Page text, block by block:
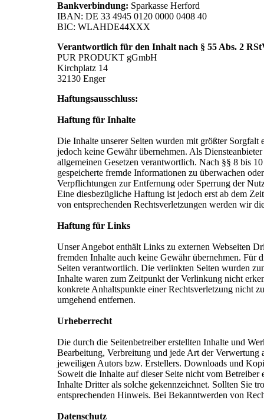
Bankverbindung: Sparkasse Herford
IBAN: DE 33 4945 0120 0000 0408 40
BIC: WLAHDE44XXX
Verantwortlich für den Inhalt nach § 55 Abs. 2
PUR PRODUKT gGmbH
Kirchplatz 14
32130 Enger
Haftungsausschluss:
Haftung für Inhalte
Die Inhalte unserer Seiten wurden mit größter
jedoch keine Gewähr übernehmen. Als
allgemeinen Gesetzen verantwortlich. Nach §§ 8 bis
gespeicherte fremde Informationen zu überwachen
Verpflichtungen zur Entfernung oder Sperrung der
Eine diesbezügliche Haftung ist jedoch erst ab dem
von entsprechenden Rechtsverletzungen werden wir
Haftung für Links
Unser Angebot enthält Links zu externen Webseiten
fremden Inhalte auch keine Gewähr übernehmen. Für
Seiten verantwortlich. Die verlinkten Seiten wurden
Inhalte waren zum Zeitpunkt der Verlinkung nicht
konkrete Anhaltspunkte einer Rechtsverletzung nicht
umgehend entfernen.
Urheberrecht
Die durch die Seitenbetreiber erstellten Inhalte und
Bearbeitung, Verbreitung und jede Art der Verwertung
jeweiligen Autors bzw. Erstellers. Downloads und
Soweit die Inhalte auf dieser Seite nicht vom
Inhalte Dritter als solche gekennzeichnet. Sollten Sie
entsprechenden Hinweis. Bei Bekanntwerden von
Datenschutz